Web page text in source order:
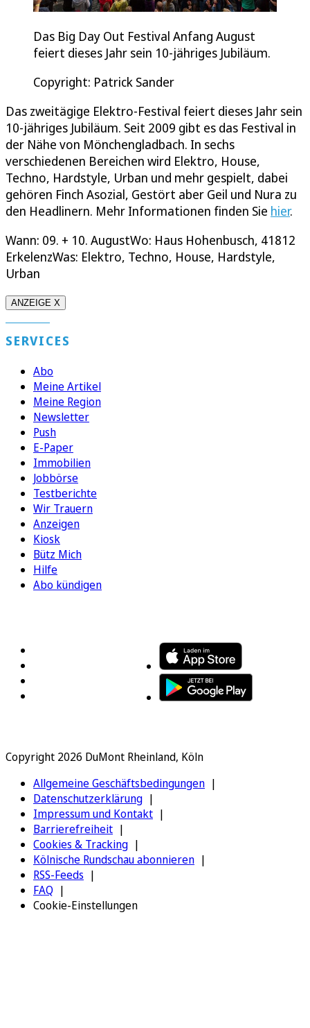
Das Big Day Out Festival Anfang August
feiert dieses Jahr sein 10-jähriges Jubiläum.
Copyright: Patrick Sander
Das zweitägige Elektro-Festival feiert dieses Jahr sein
10-jähriges Jubiläum. Seit 2009 gibt es das Festival in
der Nähe von Mönchengladbach. In sechs
verschiedenen Bereichen wird Elektro, House,
Techno, Hardstyle, Urban und mehr gespielt, dabei
gehören Finch Asozial, Gestört aber Geil und Nura zu
den Headlinern. Mehr Informationen finden Sie hier.
Wann: 09. + 10. AugustWo: Haus Hohenbusch, 41812
ErkelenzWas: Elektro, Techno, House, Hardstyle,
Urban
ANZEIGE X
SERVICES
Abo
Meine Artikel
Meine Region
Newsletter
Push
E-Paper
Immobilien
Jobbörse
Testberichte
Wir Trauern
Anzeigen
Kiosk
Bütz Mich
Hilfe
Abo kündigen
Copyright 2026 DuMont Rheinland, Köln
Allgemeine Geschäftsbedingungen
Datenschutzerklärung
Impressum und Kontakt
Barrierefreiheit
Cookies & Tracking
Kölnische Rundschau abonnieren
RSS-Feeds
FAQ
Cookie-Einstellungen